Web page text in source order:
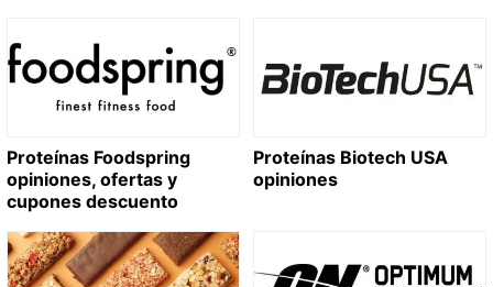
Proteínas Foodspring
opiniones, ofertas y
cupones descuento
Proteínas Biotech USA
opiniones